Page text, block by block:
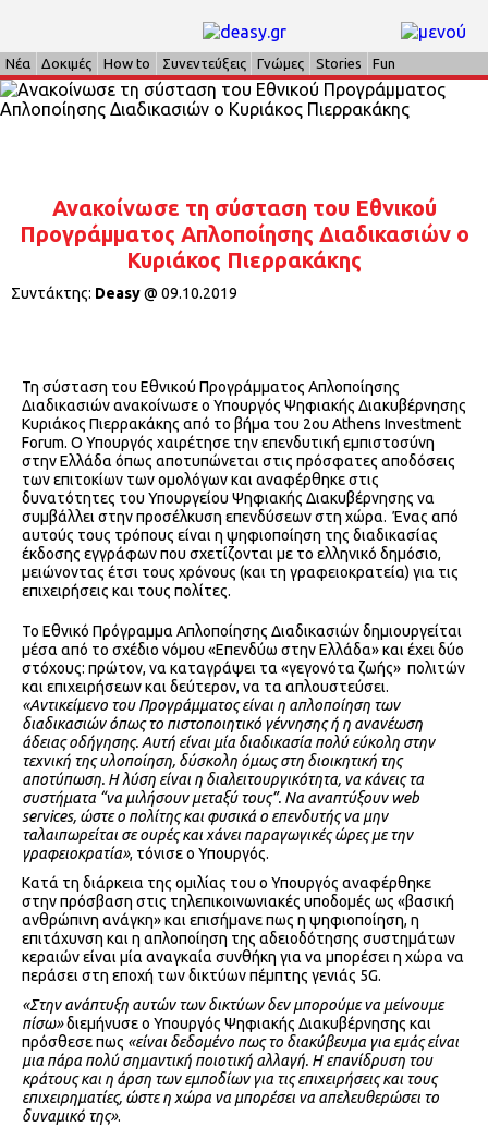
Νέα Δοκιμές How to Συνεντεύξεις Γνώμες Stories Fun
Ανακοίνωσε τη σύσταση του Εθνικού
Προγράμματος Απλοποίησης Διαδικασιών ο
Κυριάκος Πιερρακάκης
Συντάκτης: Deasy@ 09.10.2019
Τη σύσταση του Εθνικού Προγράμματος Απλοποίησης
Διαδικασιών ανακοίνωσε ο Υπουργός Ψηφιακής Διακυβέρνησης
Κυριάκος Πιερρακάκης από το βήμα του 2ου Athens Investment
Forum. Ο Υπουργός χαιρέτησε την επενδυτική εμπιστοσύνη
στην Ελλάδα όπως αποτυπώνεται στις πρόσφατες αποδόσεις
των επιτοκίων των ομολόγων και αναφέρθηκε στις
δυνατότητες του Υπουργείου Ψηφιακής Διακυβέρνησης να
συμβάλλει στην προσέλκυση επενδύσεων στη χώρα. Ένας από
αυτούς τους τρόπους είναι η ψηφιοποίηση της διαδικασίας
έκδοσης εγγράφων που σχετίζονται με το ελληνικό δημόσιο,
μειώνοντας έτσι τους χρόνους (και τη γραφειοκρατεία) για τις
επιχειρήσεις και τους πολίτες.
Το Εθνικό Πρόγραμμα Απλοποίησης Διαδικασιών δημιουργείται
μέσα από το σχέδιο νόμου «Επενδύω στην Ελλάδα» και έχει δύο
στόχους: πρώτον, να καταγράψει τα «γεγονότα ζωής» πολιτών
και επιχειρήσεων και δεύτερον, να τα απλουστεύσει.
«Αντικείμενο του Προγράμματος είναι η απλοποίηση των
διαδικασιών όπως το πιστοποιητικό γέννησης ή η ανανέωση
άδειας οδήγησης. Αυτή είναι μία διαδικασία πολύ εύκολη στην
τεχνική της υλοποίηση, δύσκολη όμως στη διοικητική της
αποτύπωση. Η λύση είναι η διαλειτουργικότητα, να κάνεις τα
συστήματα “να μιλήσουν μεταξύ τους”. Να αναπτύξουν web
services, ώστε ο πολίτης και φυσικά ο επενδυτής να μην
ταλαιπωρείται σε ουρές και χάνει παραγωγικές ώρες με την
γραφειοκρατία», τόνισε ο Υπουργός.
Κατά τη διάρκεια της ομιλίας του ο Υπουργός αναφέρθηκε
στην πρόσβαση στις τηλεπικοινωνιακές υποδομές ως «βασική
ανθρώπινη ανάγκη» και επισήμανε πως η ψηφιοποίηση, η
επιτάχυνση και η απλοποίηση της αδειοδότησης συστημάτων
κεραιών είναι μία αναγκαία συνθήκη για να μπορέσει η χώρα να
περάσει στη εποχή των δικτύων πέμπτης γενιάς 5G.
«Στην ανάπτυξη αυτών των δικτύων δεν μπορούμε να μείνουμε
πίσω»διεμήνυσε ο Υπουργός Ψηφιακής Διακυβέρνησης και
πρόσθεσε πως «είναι δεδομένο πως το διακύβευμα για εμάς είναι
μια πάρα πολύ σημαντική ποιοτική αλλαγή. Η επανίδρυση του
κράτους και η άρση των εμποδίων για τις επιχειρήσεις και τους
επιχειρηματίες, ώστε η χώρα να μπορέσει να απελευθερώσει το
δυναμικό της».